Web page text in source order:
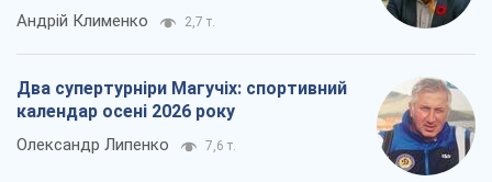
Андрій Клименко 2,7 т.
Два супертурніри Магучіх: спортивний
календар осені 2026 року
Олександр Липенко 7,6 т.